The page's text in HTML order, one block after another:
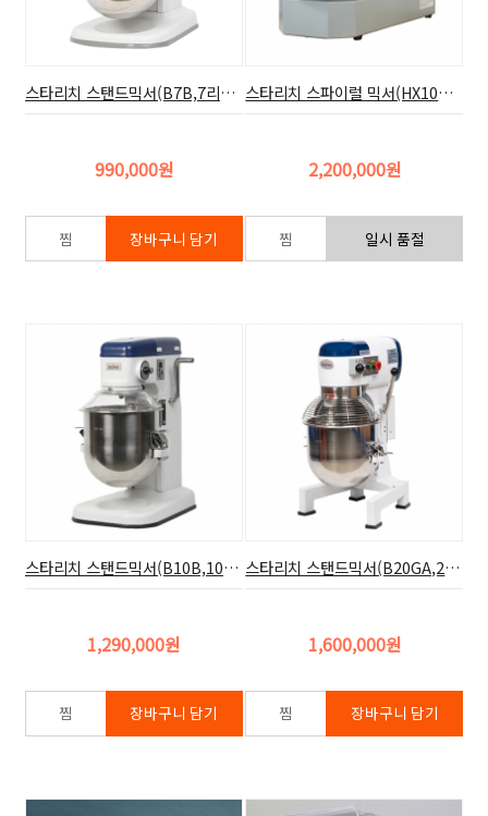
스타리치 스탠드믹서(B7B,7리터=7.4쿼터)
990,000원
스타리치 스파이럴 믹서(HX10T,10리터)
2,200,000원
스타리치 스탠드믹서(B10B,10리터)
1,290,000원
스타리치 스탠드믹서(B20GA,20리터)
1,600,000원